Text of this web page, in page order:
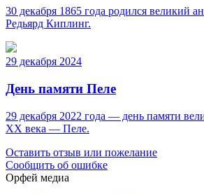
30 декабря 1865 года родился великий
Редьярд Киплинг.
29 декабря 2024
День памяти Пеле
29 декабря 2022 года — день памяти
ХХ века — Пеле.
Оставить отзыв или пожелание
Сообщить об ошибке
Орфей медиа